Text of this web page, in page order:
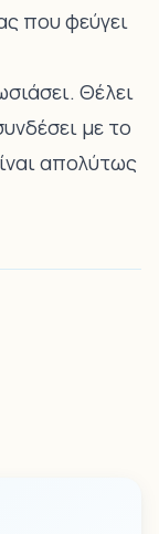
που φεύγει
Θέλει
με το
απολύτως